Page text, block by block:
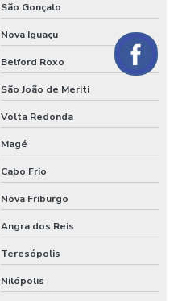
São Gonçalo
Nova Iguaçu
Belford Roxo
São João de Meriti
Volta Redonda
Magé
Cabo Frio
Nova Friburgo
Angra dos Reis
Teresópolis
Nilópolis